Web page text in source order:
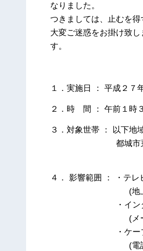
なりました。
つきましては、止むを得
大変ご迷惑をお掛け致
す。
１．実施日 ： 平成２７
２．時 間 ： 午前１
３．対象世帯 ： 以下地
都城市蓑原町
2200番地
４． 影響範囲 ： ・テレ
(地上、ＢＳ
・インターネッ
(メールの送受
・ケーブルプラ
(電話の発